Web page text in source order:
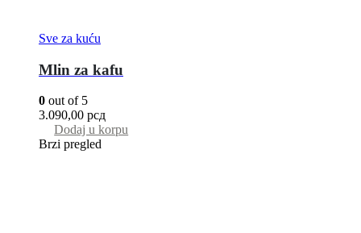
Sve za kuću
Mlin za kafu
0 out of 5
3.090,00 рсд
Dodaj u korpu
Brzi pregled